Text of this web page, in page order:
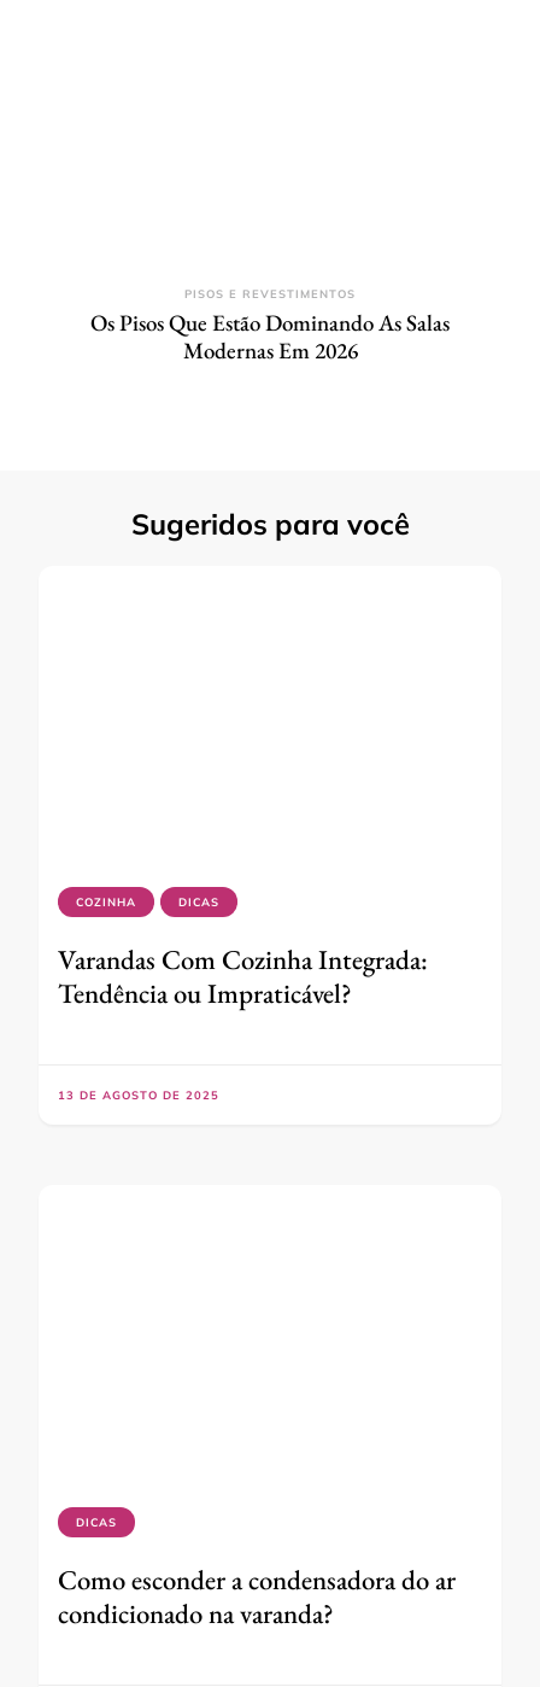
PISOS E REVESTIMENTOS
Os Pisos Que Estão Dominando As Salas
Modernas Em 2026
Sugeridos para você
COZINHA DICAS
Varandas Com Cozinha Integrada:
Tendência ou Impraticável?
13 DE AGOSTO DE 2025
DICAS
Como esconder a condensadora do ar
condicionado na varanda?